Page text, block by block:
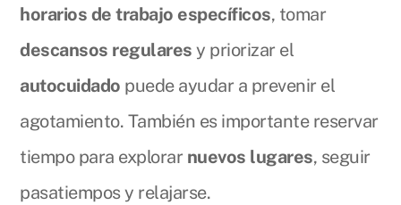
horarios de trabajo específicos, tomar
descansos regulares y priorizar el
autocuidado puede ayudar a prevenir el
agotamiento. También es importante reservar
tiempo para explorar nuevos lugares, seguir
pasatiempos y relajarse.